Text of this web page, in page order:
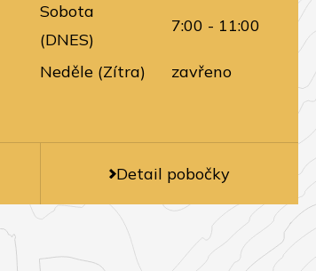
Sobota
(DNES)
7:00 - 11:00
Neděle (Zítra) zavřeno
Detail pobočky